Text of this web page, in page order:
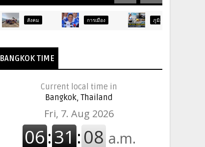
BANGKOK TIME
Current local time in
Bangkok, Thailand